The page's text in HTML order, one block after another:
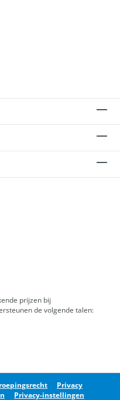
prijzen bij
de volgende talen:
Privacy
Privacy-instellingen